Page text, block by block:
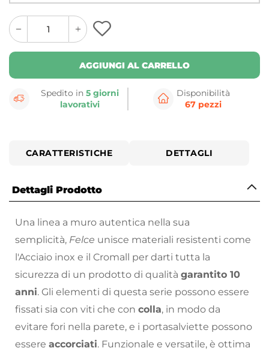
quantity
button
quantity
minus
button
AGGIUNGI AL CARRELLO
Spedito in5 giorni
lavorativi
Disponibilità
67 pezzi
CARATTERISTICHE DETTAGLI
Dettagli Prodotto
Una linea a muro autentica nella sua
semplicità, Felce unisce materiali resistenti come
l'Acciaio inox e il Cromall per darti tutta la
sicurezza di un prodotto di qualità garantito 10
anni. Gli elementi di questa serie possono essere
fissati sia con viti che con colla, in modo da
evitare fori nella parete, e i portasalviette possono
essere accorciati. Funzionale e versatile, è ottima